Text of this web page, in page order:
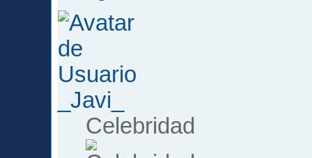
_Javi_
Celebridad